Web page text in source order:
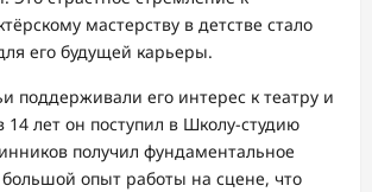
мастерству в детстве стало
его будущей карьеры.
поддерживали его интерес к театру и
14 лет он поступил в Школу-студию
получил фундаментальное
опыт работы на сцене, что